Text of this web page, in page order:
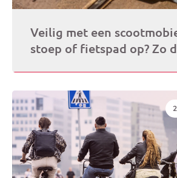
Veilig met een
stoep of fietspad op? Zo